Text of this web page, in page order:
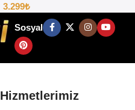
3.299₺
Sosyal
Hizmetlerimiz